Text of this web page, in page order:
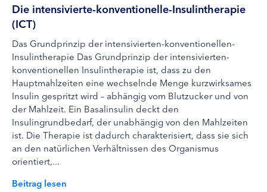
Die intensivierte-konventionelle-Insulintherapie
(ICT)
Das Grundprinzip der intensivierten-konventionellen-
Insulintherapie Das Grundprinzip der intensivierten-
konventionellen Insulintherapie ist, dass zu den
Hauptmahlzeiten eine wechselnde Menge kurzwirksames
Insulin gespritzt wird – abhängig vom Blutzucker und von
der Mahlzeit. Ein Basalinsulin deckt den
Insulingrundbedarf, der unabhängig von den Mahlzeiten
ist. Die Therapie ist dadurch charakterisiert, dass sie sich
an den natürlichen Verhältnissen des Organismus
orientiert,...
Beitrag lesen